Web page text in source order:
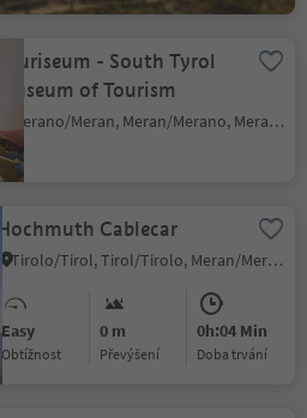
Touriseum - South Tyrol
Museum of Tourism
Merano/Meran, Meran/Merano, Meran/Merano and environs
Hochmuth Cablecar
Tirolo/Tirol, Tirol/Tirolo, Meran/Merano and environs
Easy
Obtížnost
0 m
Převýšení
0h:04 Min
doba trvání